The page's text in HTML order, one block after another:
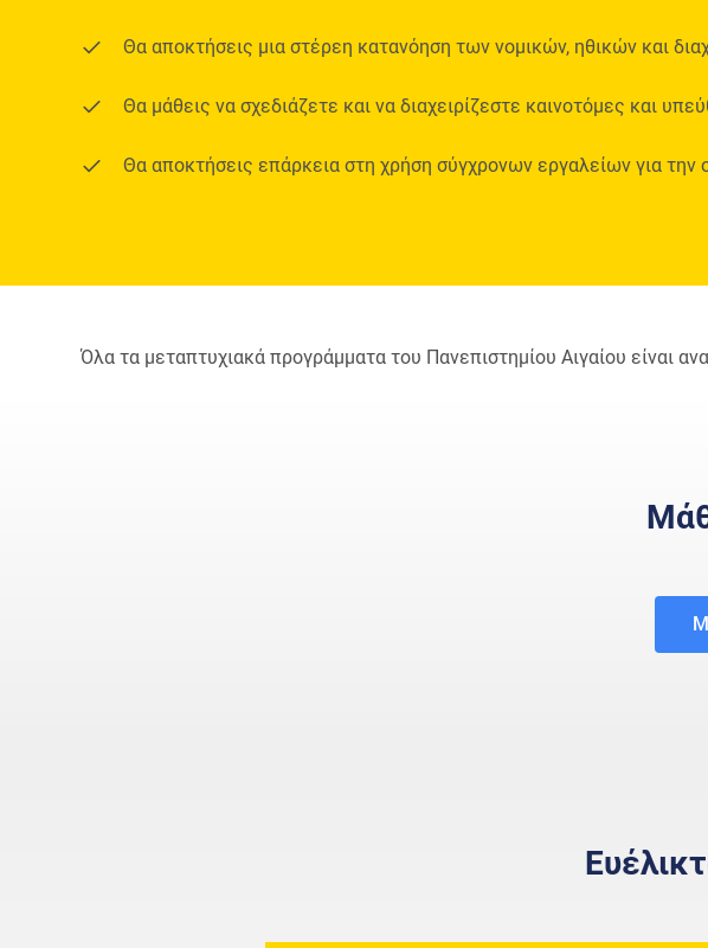
Θα αποκτήσεις μια στέρεη κατανόηση των νομικών, ηθικών και
Θα μάθεις να σχεδιάζετε και να διαχειρίζεστε καινοτόμες και
Θα αποκτήσεις επάρκεια στη χρήση σύγχρονων εργαλείων για την
Όλα τα μεταπτυχιακά προγράμματα του Πανεπιστημίου Αιγαίου είναι